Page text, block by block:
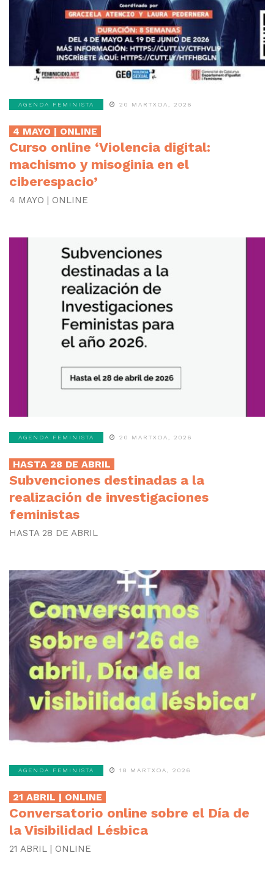
AGENDA FEMINISTA 20 MARTXOA, 2026
4 MAYO | ONLINE
Curso online ‘Violencia digital:
machismo y misoginia en el
ciberespacio’
4 MAYO | ONLINE
AGENDA FEMINISTA 20 MARTXOA, 2026
HASTA 28 DE ABRIL
Subvenciones destinadas a la
realización de investigaciones
feministas
HASTA 28 DE ABRIL
AGENDA FEMINISTA 18 MARTXOA, 2026
21 ABRIL | ONLINE
Conversatorio online sobre el Día de
la Visibilidad Lésbica
21 ABRIL | ONLINE